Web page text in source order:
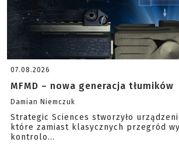
07.08.2026
MFMD – nowa generacja tłumików
Damian Niemczuk
Strategic Sciences stworzyło
które zamiast klasycznych przegród
kontrolo...